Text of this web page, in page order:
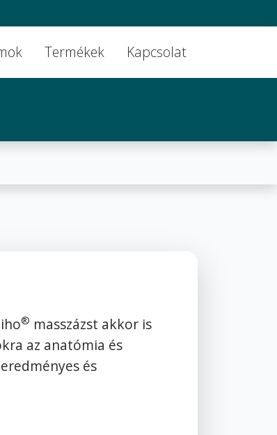
Termékek Kapcsolat
® masszázst akkor is
az anatómia és
és